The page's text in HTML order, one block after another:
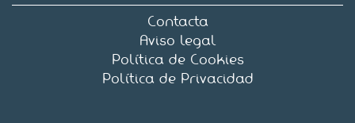
Contacta
Aviso legal
Política de Cookies
Política de Privacidad